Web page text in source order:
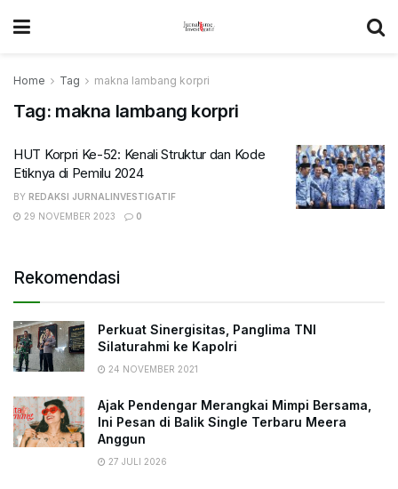
Home Tag makna lambang korpri
Tag: makna lambang korpri
HUT Korpri Ke-52: Kenali Struktur dan Kode
Etiknya di Pemilu 2024
BY REDAKSI JURNALINVESTIGATIF
29 NOVEMBER 2023
0
Rekomendasi
Perkuat Sinergisitas, Panglima TNI
Silaturahmi ke Kapolri
24 NOVEMBER 2021
Ajak Pendengar Merangkai Mimpi Bersama,
Ini Pesan di Balik Single Terbaru Meera
Anggun
27 JULI 2026